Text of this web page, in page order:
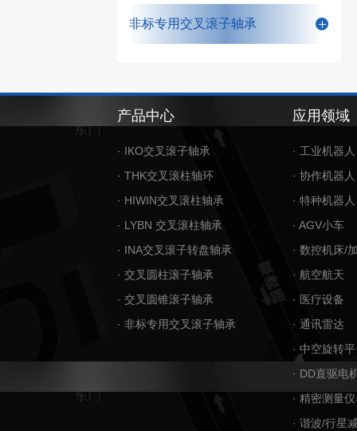
非标专用交叉滚子轴承
产品中心
· IKO交叉滚子轴承
· THK交叉滚柱轴环
· HIWIN交叉滚柱轴承
· LYBN 交叉滚柱轴承
· INA交叉滚子转盘轴承
· 交叉圆柱滚子轴承
· 交叉圆锥滚子轴承
· 非标专用交叉滚子轴承
应用领域
· 工业机器人
· 协作机器人
· 特种机器人
· AGV小车
· 数控机床/
· 航空航天
· 医疗设备
· 通讯雷达
· 中空旋转
· DD直驱电
· 精密测量
· 谐波/行星